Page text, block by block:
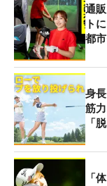
通
ト
都
身
筋
「
「